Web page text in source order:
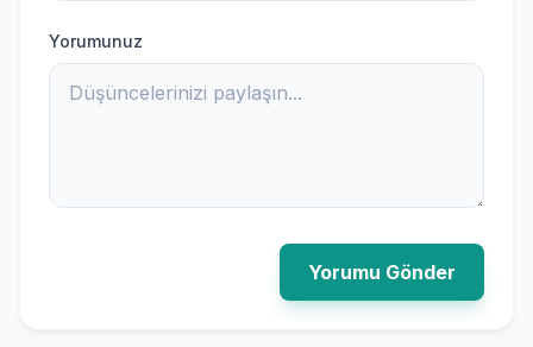
Yorumunuz
Yorumu Gönder